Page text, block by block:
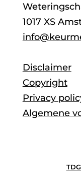
1017 XS
Disclaimer
Copyright
Privacy
Algemene